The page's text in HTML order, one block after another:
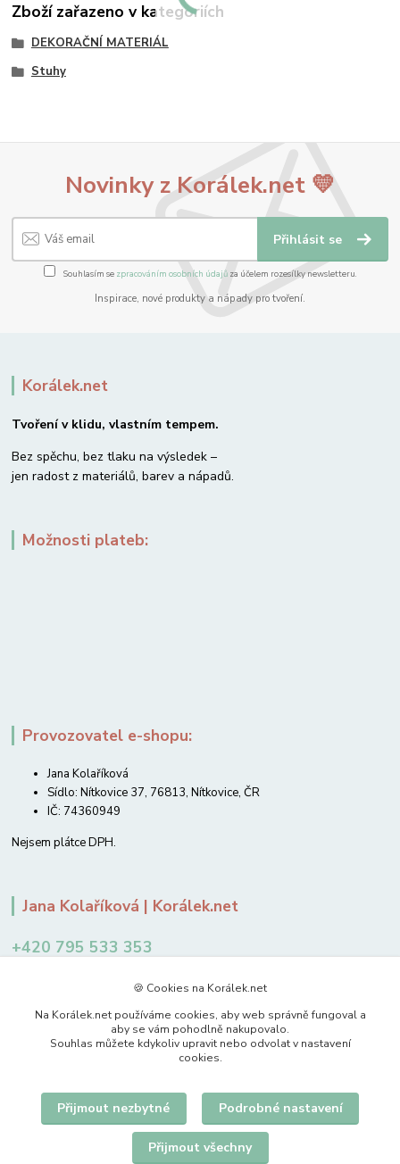
Zboží zařazeno v kategoriích
DEKORAČNÍ MATERIÁL
Stuhy
Novinky z Korálek.net 💛
Přihlásit se
Souhlasím se zpracováním osobních údajůza účelem rozesílky newsletteru.
Inspirace, nové produkty a nápady pro tvoření.
Korálek.net
Tvoření v klidu, vlastním tempem.
Bez spěchu, bez tlaku na výsledek –
jen radost z materiálů, barev a nápadů.
Možnosti plateb:
Provozovatel e-shopu:
Jana Kolaříková
Sídlo: Nítkovice 37, 76813, Nítkovice, ČR
IČ: 74360949
Nejsem plátce DPH.
Jana Kolaříková | Korálek.net
+420 795 533 353
Upravit sběr cookies.
🍪 Cookies na Korálek.net
Na Korálek.net používáme cookies, aby web správně fungoval a
aby se vám pohodlně nakupovalo.
Souhlas můžete kdykoliv upravit nebo odvolat v nastavení
cookies.
Přijmout nezbytné Podrobné nastavení
Přijmout všechny